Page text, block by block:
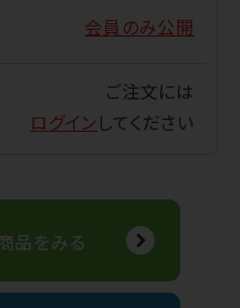
会員のみ公開
ご注文には
ログイン してください
品をみる